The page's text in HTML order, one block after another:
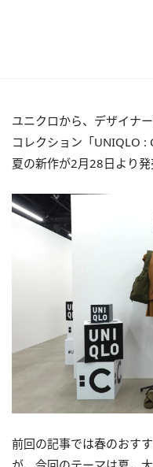
ユニクロから、デザイナ
コレクション「UNIQLO
夏の新作が2月28日より発
前回の記事では春のおす